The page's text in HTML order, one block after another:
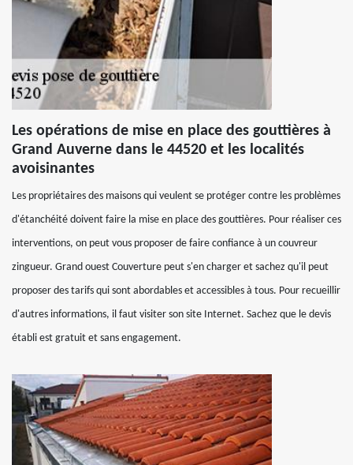
Les opérations de mise en place des gouttières à
Grand Auverne dans le 44520 et les localités
avoisinantes
Les propriétaires des maisons qui veulent se protéger contre les problèmes
d'étanchéité doivent faire la mise en place des gouttières. Pour réaliser ces
interventions, on peut vous proposer de faire confiance à un couvreur
zingueur. Grand ouest Couverture peut s'en charger et sachez qu'il peut
proposer des tarifs qui sont abordables et accessibles à tous. Pour recueillir
d'autres informations, il faut visiter son site Internet. Sachez que le devis
établi est gratuit et sans engagement.